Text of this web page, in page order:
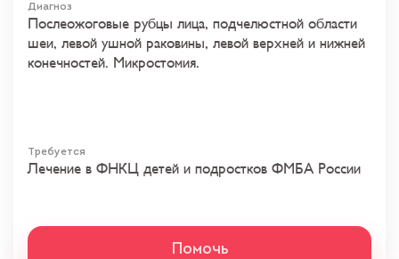
Диагноз
Послеожоговые рубцы лица, подчелюстной области
шеи, левой ушной раковины, левой верхней и нижней
конечностей. Микростомия.
Требуется
Лечение в ФНКЦ детей и подростков ФМБА России
Помочь